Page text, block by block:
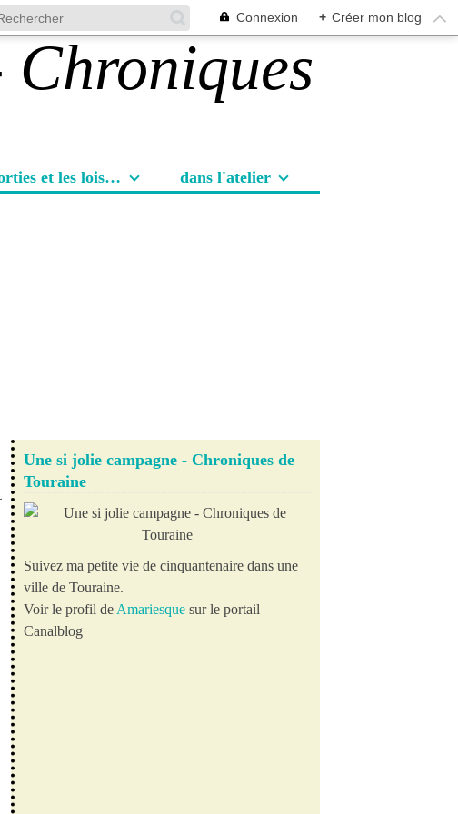
Connexion + Créer mon blog
Les sorties et les loisirs dans l'atelier
Une si jolie campagne - Chroniques de
Touraine
Suivez ma petite vie de cinquantenaire dans une
ville de Touraine.
Voir le profil de Amariesque sur le portail
Canalblog